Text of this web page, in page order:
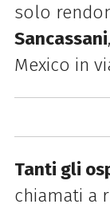
solo
Sancassani
Mexico in
Tanti gli
chiamati a